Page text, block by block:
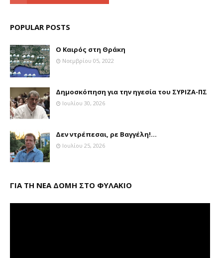
POPULAR POSTS
Ο Καιρός στη Θράκη
Νοεμβρίου 05, 2022
Δημοσκόπηση για την ηγεσία του ΣΥΡΙΖΑ-ΠΣ
Ιουλίου 30, 2026
Δεν ντρέπεσαι, ρε Βαγγέλη!...
Ιουλίου 25, 2026
ΓΙΑ ΤΗ ΝΕΑ ΔΟΜΗ ΣΤΟ ΦΥΛΑΚΙΟ